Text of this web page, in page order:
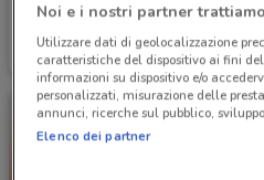
Libraccio
Scade oggi 3.7 km
Noi e i nostri partner
Utilizzare dati di geolocalizzazione
caratteristiche del dispositivo ai fini
informazioni su dispositivo e/o
personalizzati, misurazione delle
annunci, ricerche sul pubblico,
Elenco dei partner